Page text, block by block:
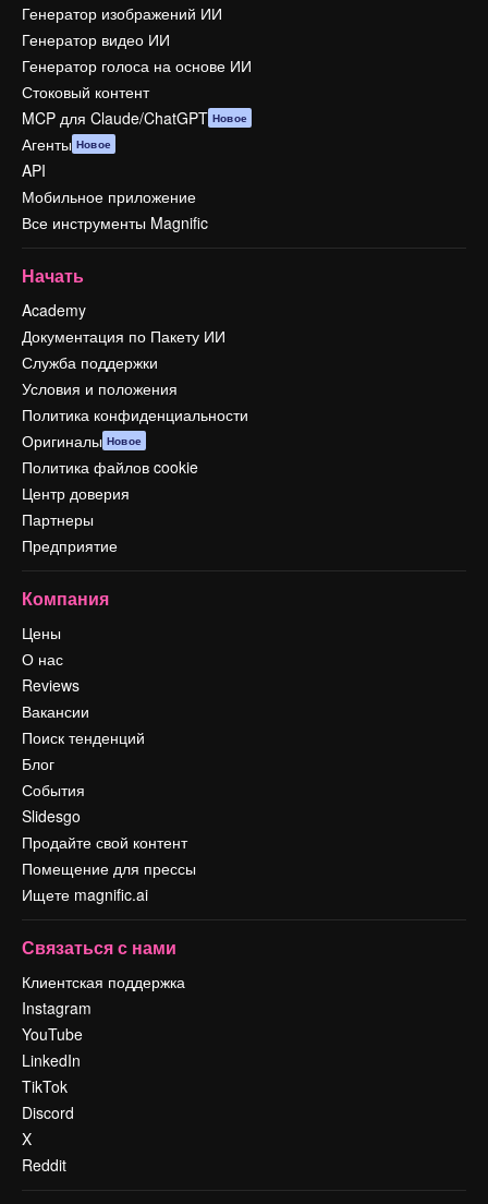
Генератор изображений ИИ
Генератор видео ИИ
Генератор голоса на основе ИИ
Стоковый контент
MCP для Claude/ChatGPT Новое
Агенты Новое
API
Мобильное приложение
Все инструменты Magnific
Начать
Academy
Документация по Пакету ИИ
Служба поддержки
Условия и положения
Политика конфиденциальности
Оригиналы Новое
Политика файлов cookie
Центр доверия
Партнеры
Предприятие
Компания
Цены
О нас
Reviews
Вакансии
Поиск тенденций
Блог
События
Slidesgo
Продайте свой контент
Помещение для прессы
Ищете magnific.ai
Связаться с нами
Клиентская поддержка
Instagram
YouTube
LinkedIn
TikTok
Discord
X
Reddit